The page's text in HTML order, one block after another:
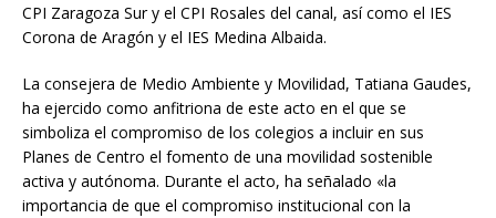
CPI Zaragoza Sur y el CPI Rosales del canal, así como el IES
Corona de Aragón y el IES Medina Albaida.
La consejera de Medio Ambiente y Movilidad, Tatiana Gaudes,
ha ejercido como anfitriona de este acto en el que se
simboliza el compromiso de los colegios a incluir en sus
Planes de Centro el fomento de una movilidad sostenible
activa y autónoma. Durante el acto, ha señalado «la
importancia de que el compromiso institucional con la